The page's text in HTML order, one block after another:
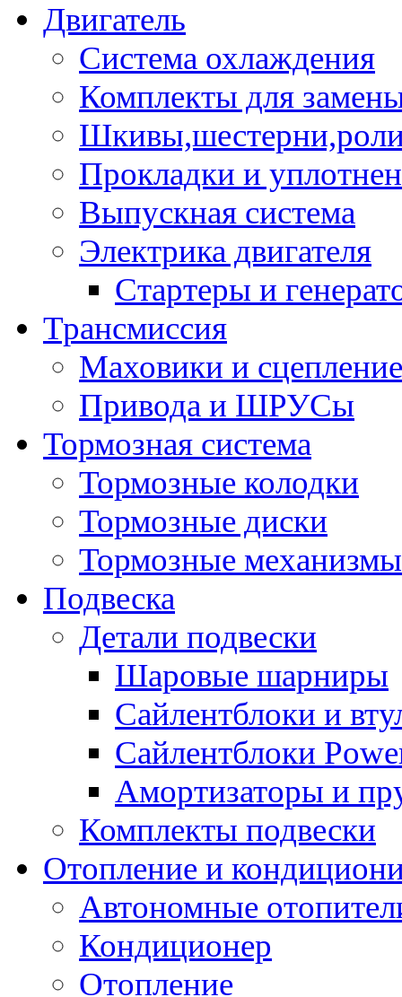
Двигатель
Система охлаждения
Комплекты для
Прокладки и
Выпускная система
Электрика двигателя
Стартеры и
Трансмиссия
Маховики и сцепление
Привода и ШРУСы
Тормозная система
Тормозные колодки
Тормозные диски
Тормозные механизмы
Подвеска
Детали подвески
Шаровые шарниры
Сайлентблоки и
Сайлентблоки
Амортизаторы и
Комплекты подвески
Отопление и
Автономные
Кондиционер
Отопление